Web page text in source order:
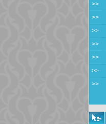
>>
>>
>>
>>
>>
>>
>>